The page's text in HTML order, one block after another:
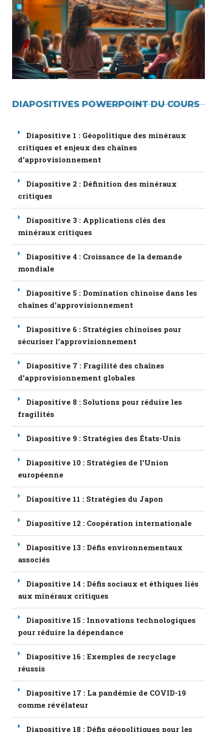
DIAPOSITIVES POWERPOINT DU COURS
Diapositive 1 : Géopolitique des minéraux
critiques et enjeux des chaînes
d’approvisionnement
Diapositive 2 : Définition des minéraux
critiques
Diapositive 3 : Applications clés des
minéraux critiques
Diapositive 4 : Croissance de la demande
mondiale
Diapositive 5 : Domination chinoise dans les
chaînes d’approvisionnement
Diapositive 6 : Stratégies chinoises pour
sécuriser l’approvisionnement
Diapositive 7 : Fragilité des chaînes
d’approvisionnement globales
Diapositive 8 : Solutions pour réduire les
fragilités
Diapositive 9 : Stratégies des États-Unis
Diapositive 10 : Stratégies de l’Union
européenne
Diapositive 11 : Stratégies du Japon
Diapositive 12 : Coopération internationale
Diapositive 13 : Défis environnementaux
associés
Diapositive 14 : Défis sociaux et éthiques liés
aux minéraux critiques
Diapositive 15 : Innovations technologiques
pour réduire la dépendance
Diapositive 16 : Exemples de recyclage
réussis
Diapositive 17 : La pandémie de COVID-19
comme révélateur
Diapositive 18 : Défis géopolitiques pour les